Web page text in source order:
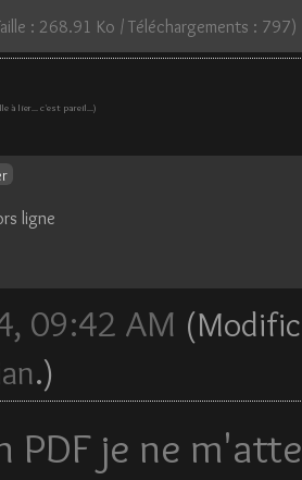
: 268.91 Ko / Téléchargements : 797)
à lier... c'est pareil...)
09:42 AM
.)
PDF je ne